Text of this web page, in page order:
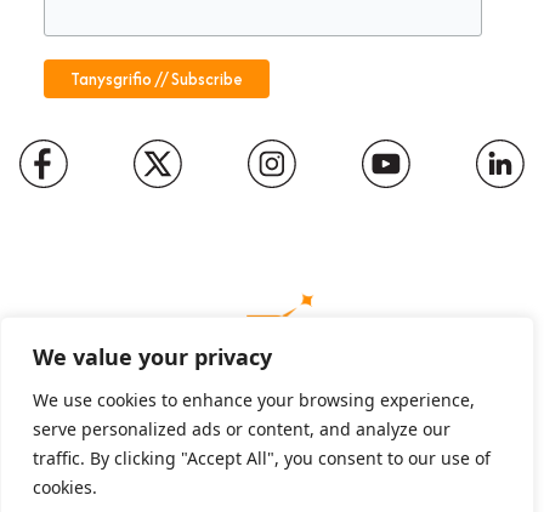
We value your privacy
We use cookies to enhance your browsing experience,
serve personalized ads or content, and analyze our
traffic. By clicking "Accept All", you consent to our use of
cookies.
Charity number: 1094652